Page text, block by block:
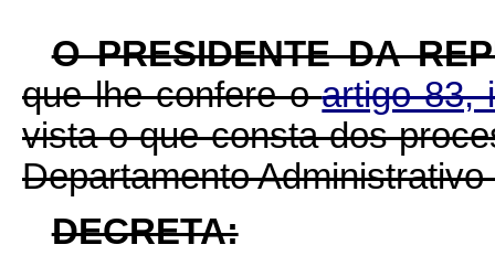
O PRESIDENTE DA
que lhe confere oartigo 83,
vista o que consta dos
Departamento
DECRETA: